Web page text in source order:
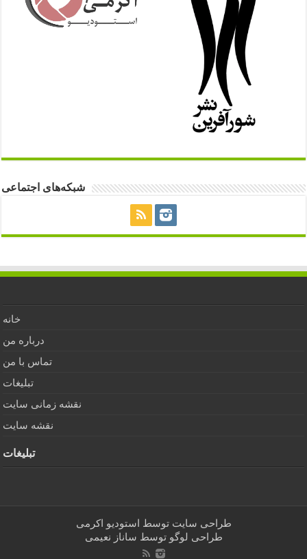
شبکه‌های اجتماعی
خانه
درباره من
تماس با من
تبلیغات
نقشه زمانی سایت
نقشه سایت
تبلیغات
طراحی سایت توسط استودیو اکرمی
طراحی لوگو توسط ساناز نعیمی